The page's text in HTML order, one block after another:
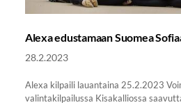
Alexa edustamaan Suomea
28.2.2023
Alexa kilpaili lauantaina 25.2.2023
valintakilpailussa Kisakalliossa